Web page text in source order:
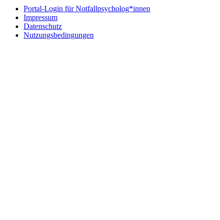
Portal-Login für Notfallpsycholog*innen
Impressum
Datenschutz
Nutzungsbedingungen